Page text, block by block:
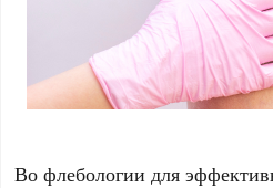
Во флебологии для